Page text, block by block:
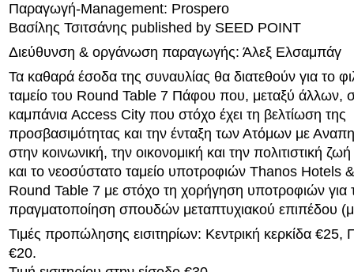
Παραγωγή-Management: Prospero
Βασίλης Τσιτσάνης published by SEED POINT
Διεύθυνση & οργάνωση παραγωγής: Άλεξ Ελσαμπάγ
Τα καθαρά έσοδα της συναυλίας θα διατεθούν για το
ταμείο του Round Table 7 Πάφου που, μεταξύ άλλων,
καμπάνια Access City που στόχο έχει τη βελτίωση της
προσβασιμότητας και την ένταξη των Ατόμων με
στην κοινωνική, την οικονομική και την πολιτιστική
και το νεοσύστατο ταμείο υποτροφιών Thanos Hotels
Round Table 7 με στόχο τη χορήγηση υποτροφιών για
πραγματοποίηση σπουδών μεταπτυχιακού επιπέδου
Τιμές προπώλησης εισιτηρίων: Κεντρική κερκίδα €25,
€20.